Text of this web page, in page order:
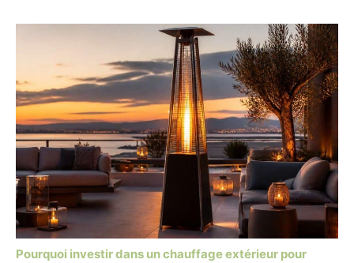
Pourquoi investir dans un chauffage extérieur pour